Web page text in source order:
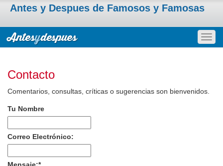
Antes y Despues de Famosos y Famosas
Contacto
Comentarios, consultas, críticas o sugerencias son bienvenidos.
Tu Nombre
Correo Electrónico: